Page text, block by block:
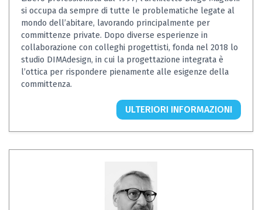
si occupa da sempre di tutte le problematiche legate al
mondo dell’abitare, lavorando principalmente per
committenze private. Dopo diverse esperienze in
collaborazione con colleghi progettisti, fonda nel 2018 lo
studio DIMAdesign, in cui la progettazione integrata è
l’ottica per rispondere pienamente alle esigenze della
committenza.
ULTERIORI INFORMAZIONI